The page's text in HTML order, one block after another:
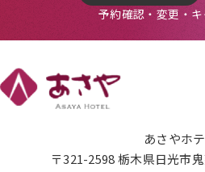
予約確認・変更・
あさやホ
〒321-2598 栃木県日光市